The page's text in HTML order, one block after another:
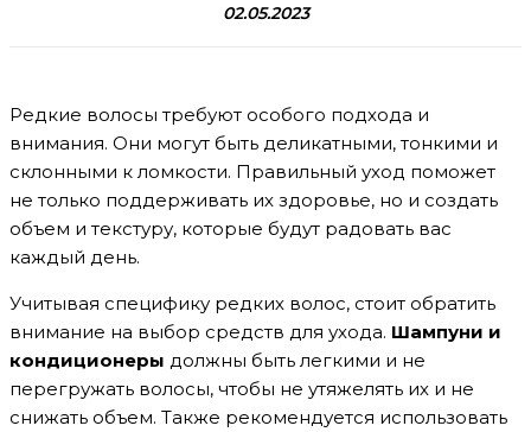
02.05.2023
Редкие волосы требуют особого подхода и
внимания. Они могут быть деликатными, тонкими и
склонными к ломкости. Правильный уход поможет
не только поддерживать их здоровье, но и создать
объем и текстуру, которые будут радовать вас
каждый день.
Учитывая специфику редких волос, стоит обратить
внимание на выбор средств для ухода. Шампуни и
кондиционеры должны быть легкими и не
перегружать волосы, чтобы не утяжелять их и не
снижать объем. Также рекомендуется использовать